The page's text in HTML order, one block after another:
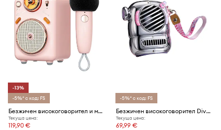
-13%
-5%* с код: FS
Безжичен високоговорител и микрофон Divoom Fairy-2
Текуща цена:
119,90 €
-5%* с код: FS
Безжичен високоговорител Divoom Spark-Pop Pink
Текуща цена:
69,99 €